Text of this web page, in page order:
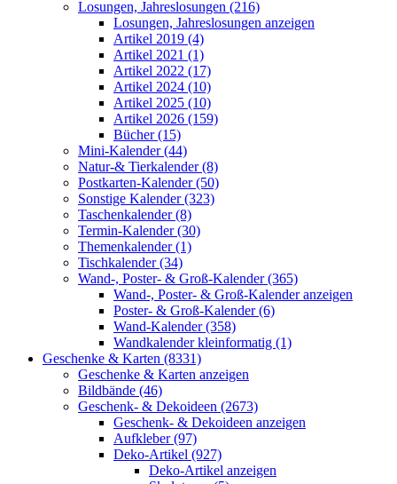
Losungen, Jahreslosungen (216)
Losungen, Jahreslosungen anzeigen
Artikel 2019 (4)
Artikel 2021 (1)
Artikel 2022 (17)
Artikel 2024 (10)
Artikel 2025 (10)
Artikel 2026 (159)
Bücher (15)
Mini-Kalender (44)
Natur-& Tierkalender (8)
Postkarten-Kalender (50)
Sonstige Kalender (323)
Taschenkalender (8)
Termin-Kalender (30)
Themenkalender (1)
Tischkalender (34)
Wand-, Poster- & Groß-Kalender (365)
Wand-, Poster- & Groß-Kalender anzeigen
Poster- & Groß-Kalender (6)
Wand-Kalender (358)
Wandkalender kleinformatig (1)
Geschenke & Karten (8331)
Geschenke & Karten anzeigen
Bildbände (46)
Geschenk- & Dekoideen (2673)
Geschenk- & Dekoideen anzeigen
Aufkleber (97)
Deko-Artikel (927)
Deko-Artikel anzeigen